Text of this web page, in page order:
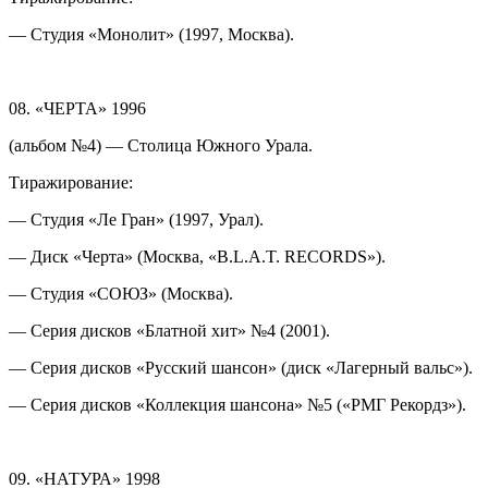
— Студия «Монолит» (1997, Москва).
08. «ЧЕРТА» 1996
(альбом №4) — Столица Южного Урала.
Тиражирование:
— Студия «Ле Гран» (1997, Урал).
— Диск «Черта» (Москва, «B.L.A.T. RECORDS»).
— Студия «СОЮЗ» (Москва).
— Серия дисков «Блатной хит» №4 (2001).
— Серия дисков «Русский шансон» (диск «Лагерный вальс»).
— Серия дисков «Коллекция шансона» №5 («РМГ Рекордз»).
09. «НАТУРА» 1998